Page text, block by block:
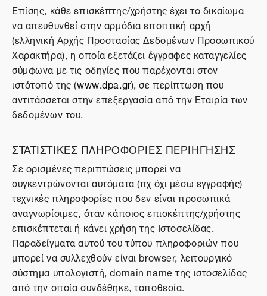
Επίσης, κάθε επισκέπτης/χρήστης έχει το δικαίωμα
να απευθυνθεί στην αρμόδια εποπτική αρχή
(ελληνική Αρχής Προστασίας Δεδομένων Προσωπικού
Χαρακτήρα), η οποία εξετάζει έγγραφες καταγγελίες
σύμφωνα με τις οδηγίες που παρέχονται στον
ιστότοπό της (www.dpa.gr), σε περίπτωση που
αντιτάσσεται στην επεξεργασία από την Εταιρία των
δεδομένων του.
ΣΤΑΤΙΣΤΙΚΕΣ ΠΛΗΡΟΦΟΡΙΕΣ ΠΕΡΙΗΓΗΣΗΣ
Σε ορισμένες περιπτώσεις μπορεί να
συγκεντρώνονται αυτόματα (πχ όχι μέσω εγγραφής)
τεχνικές πληροφορίες που δεν είναι προσωπικά
αναγνωρίσιμες, όταν κάποιος επισκέπτης/χρήστης
επισκέπτεται ή κάνει χρήση της Ιστοσελίδας.
Παραδείγματα αυτού του τύπου πληροφοριών που
μπορεί να συλλεχθούν είναι browser, λειτουργικό
σύστημα υπολογιστή, domain name της ιστοσελίδας
από την οποία συνδέθηκε, τοποθεσία.